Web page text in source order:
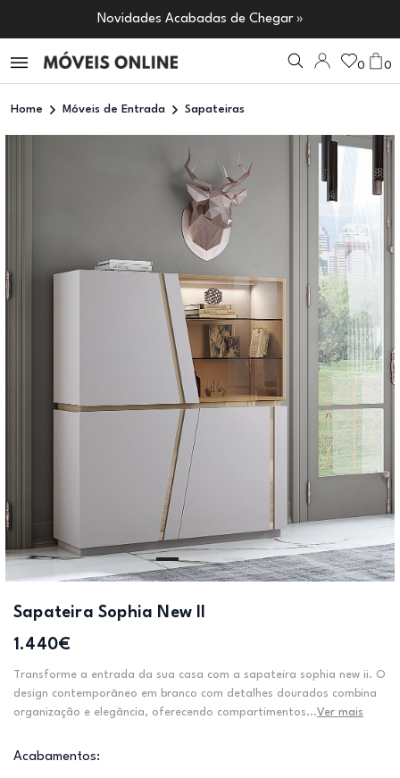
Novidades Acabadas de Chegar »
0 0
Home Móveis de Entrada Sapateiras
Sapateira Sophia New II
1.440€
Transforme a entrada da sua casa com a sapateira sophia new ii. O
design contemporâneo em branco com detalhes dourados combina
organização e elegância, oferecendo compartimentos...Ver mais
Acabamentos: